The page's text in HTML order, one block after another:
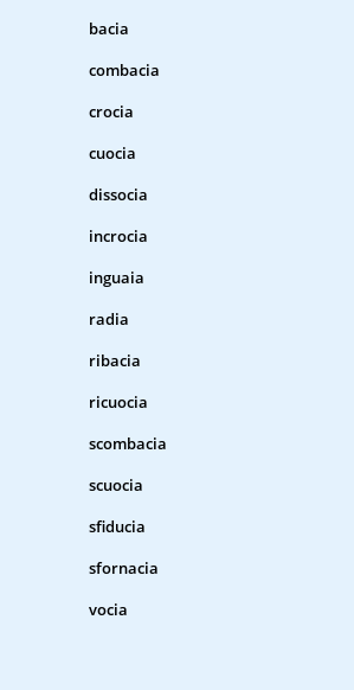
bacia
combacia
crocia
cuocia
dissocia
incrocia
inguaia
radia
ribacia
ricuocia
scombacia
scuocia
sfiducia
sfornacia
vocia